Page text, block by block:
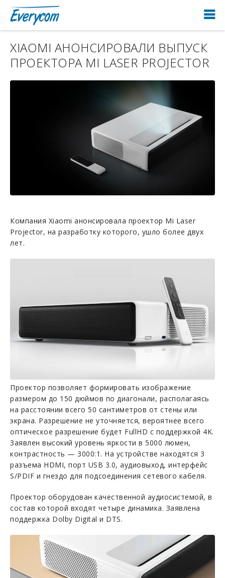
XIAOMI АНОНСИРОВАЛИ ВЫПУСК
ПРОЕКТОРА MI LASER PROJECTOR
Компания Xiaomi анонсировала проектор Mi Laser
Projector, на разработку которого, ушло более двух
лет.
Проектор позволяет формировать изображение
размером до 150 дюймов по диагонали, располагаясь
на расстоянии всего 50 сантиметров от стены или
экрана. Разрешение не уточняется, вероятнее всего
оптическое разрешение будет FullHD с поддержкой 4K.
Заявлен высокий уровень яркости в 5000 люмен,
контрастность — 3000:1. На устройстве находятся 3
разъема HDMI, порт USB 3.0, аудиовыход, интерфейс
S/PDIF и гнездо для подсоединения сетевого кабеля.
Проектор оборудован качественной аудиосистемой, в
состав которой входят четыре динамика. Заявлена
поддержка Dolby Digital и DTS.